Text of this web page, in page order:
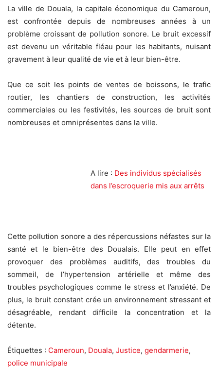
La ville de Douala, la capitale économique du Cameroun,
est confrontée depuis de nombreuses années à un
problème croissant de pollution sonore. Le bruit excessif
est devenu un véritable fléau pour les habitants, nuisant
gravement à leur qualité de vie et à leur bien-être.
Que ce soit les points de ventes de boissons, le trafic
routier, les chantiers de construction, les activités
commerciales ou les festivités, les sources de bruit sont
nombreuses et omniprésentes dans la ville.
A lire : Des individus spécialisés
dans l’escroquerie mis aux arrêts
Cette pollution sonore a des répercussions néfastes sur la
santé et le bien-être des Doualais. Elle peut en effet
provoquer des problèmes auditifs, des troubles du
sommeil, de l’hypertension artérielle et même des
troubles psychologiques comme le stress et l’anxiété. De
plus, le bruit constant crée un environnement stressant et
désagréable, rendant difficile la concentration et la
détente.
Étiquettes : Cameroun, Douala, Justice, gendarmerie,
police municipale